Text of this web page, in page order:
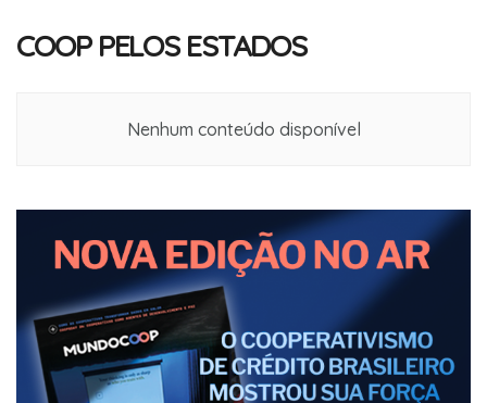
COOP PELOS ESTADOS
Nenhum conteúdo disponível